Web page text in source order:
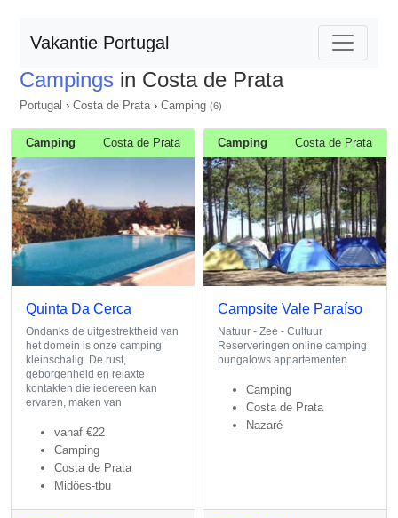
Vakantie Portugal
Campings in Costa de Prata
Portugal › Costa de Prata› Camping (6)
Camping Costa de Prata
Quinta Da Cerca
Ondanks de uitgestrektheid van
het domein is onze camping
kleinschalig. De rust,
geborgenheid en relaxte
kontakten die iedereen kan
ervaren, maken van
vanaf €22
Camping
Costa de Prata
Midões-tbu
Camping Costa de Prata
Campsite Vale Paraíso
Natuur - Zee - Cultuur
Reserveringen online camping
bungalows appartementen
Camping
Costa de Prata
Nazaré